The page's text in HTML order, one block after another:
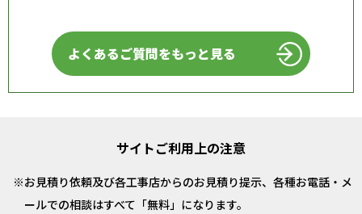
よくあるご質問をもっと見る
サイトご利用上の注意
お見積り依頼及び各工事店からのお見積り提示、各種お電話・メ
ールでの相談はすべて「無料」になります。